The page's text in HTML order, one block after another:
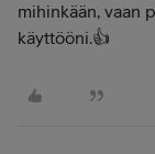
mihinkään, vaan
käyttööni.👍